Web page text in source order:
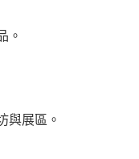
。
與展區。